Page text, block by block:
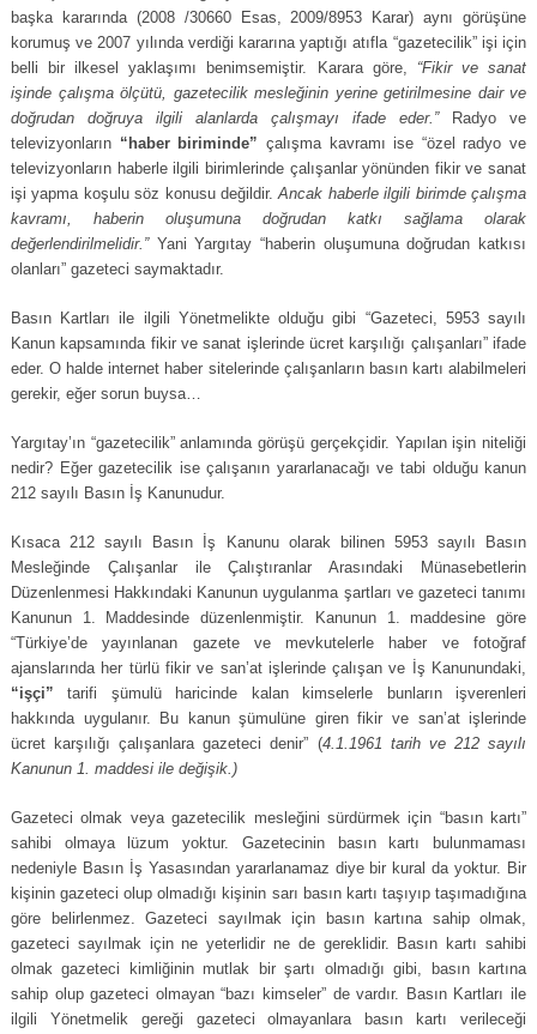
başka kararında (2008 /30660 Esas, 2009/8953 Karar) aynı görüşüne
korumuş ve 2007 yılında verdiği kararına yaptığı atıfla “gazetecilik” işi için
belli bir ilkesel yaklaşımı benimsemiştir. Karara göre, “Fikir ve sanat
işinde çalışma ölçütü, gazetecilik mesleğinin yerine getirilmesine dair ve
doğrudan doğruya ilgili alanlarda çalışmayı ifade eder.”Radyo ve
televizyonların “haber biriminde” çalışma kavramı ise “özel radyo ve
televizyonların haberle ilgili birimlerinde çalışanlar yönünden fikir ve sanat
işi yapma koşulu söz konusu değildir.Ancak haberle ilgili birimde çalışma
kavramı, haberin oluşumuna doğrudan katkı sağlama olarak
değerlendirilmelidir.”Yani Yargıtay “haberin oluşumuna doğrudan katkısı
olanları” gazeteci saymaktadır.
Basın Kartları ile ilgili Yönetmelikte olduğu gibi “Gazeteci, 5953 sayılı
Kanun kapsamında fikir ve sanat işlerinde ücret karşılığı çalışanları” ifade
eder. O halde internet haber sitelerinde çalışanların basın kartı alabilmeleri
gerekir, eğer sorun buysa…
Yargıtay’ın “gazetecilik” anlamında görüşü gerçekçidir. Yapılan işin niteliği
nedir? Eğer gazetecilik ise çalışanın yararlanacağı ve tabi olduğu kanun
212 sayılı Basın İş Kanunudur.
Kısaca 212 sayılı Basın İş Kanunu olarak bilinen 5953 sayılı Basın
Mesleğinde Çalışanlar ile Çalıştıranlar Arasındaki Münasebetlerin
Düzenlenmesi Hakkındaki Kanunun uygulanma şartları ve gazeteci tanımı
Kanunun 1. Maddesinde düzenlenmiştir. Kanunun 1. maddesine göre
“Türkiye’de yayınlanan gazete ve mevkutelerle haber ve fotoğraf
ajanslarında her türlü fikir ve san’at işlerinde çalışan ve İş Kanunundaki,
“işçi” tarifi şümulü haricinde kalan kimselerle bunların işverenleri
hakkında uygulanır. Bu kanun şümulüne giren fikir ve san’at işlerinde
ücret karşılığı çalışanlara gazeteci denir” (4.1.1961 tarih ve 212 sayılı
Kanunun 1. maddesi ile değişik.)
Gazeteci olmak veya gazetecilik mesleğini sürdürmek için “basın kartı”
sahibi olmaya lüzum yoktur. Gazetecinin basın kartı bulunmaması
nedeniyle Basın İş Yasasından yararlanamaz diye bir kural da yoktur. Bir
kişinin gazeteci olup olmadığı kişinin sarı basın kartı taşıyıp taşımadığına
göre belirlenmez. Gazeteci sayılmak için basın kartına sahip olmak,
gazeteci sayılmak için ne yeterlidir ne de gereklidir. Basın kartı sahibi
olmak gazeteci kimliğinin mutlak bir şartı olmadığı gibi, basın kartına
sahip olup gazeteci olmayan “bazı kimseler” de vardır. Basın Kartları ile
ilgili Yönetmelik gereği gazeteci olmayanlara basın kartı verileceği